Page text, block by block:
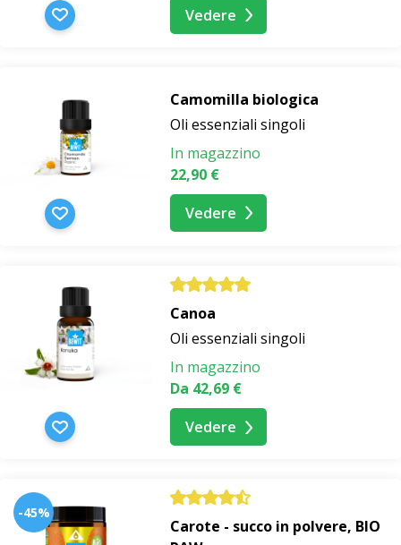
Vedere
Camomilla biologica
Oli essenziali singoli
In magazzino
22,90 €
Vedere
Canoa
Oli essenziali singoli
In magazzino
Da 42,69 €
Vedere
-45%
Carote - succo in polvere, BIO